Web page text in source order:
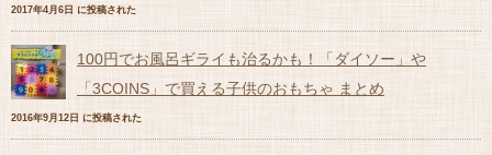
2017年4月6日 に投稿された
100円でお風呂ギライも治るかも！「ダイソー」や
「3COINS」で買える子供のおもちゃ まとめ
2016年9月12日 に投稿された